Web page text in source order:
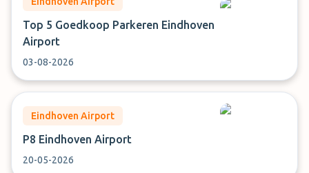
Top 5 Goedkoop Parkeren Eindhoven
Airport
03-08-2026
Eindhoven Airport
P8 Eindhoven Airport
20-05-2026